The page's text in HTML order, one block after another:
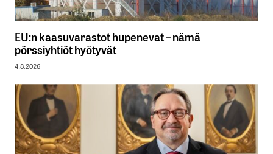
EU:n kaasuvarastot hupenevat – nämä
pörssiyhtiöt hyötyvät
4.8.2026